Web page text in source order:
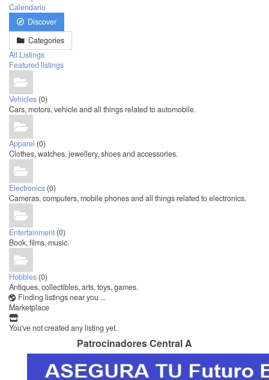
Calendario
Discover
Categories
All Listings
Featured listings
Vehicles (0)
Cars, motors, vehicle and all things related to automobile.
Apparel (0)
Clothes, watches, jewellery, shoes and accessories.
Electronics (0)
Cameras, computers, mobile phones and all things related to electronics.
Entertainment (0)
Book, films, music.
Hobbies (0)
Antiques, collectibles, arts, toys, games.
Finding listings near you ...
Marketplace
You've not created any listing yet.
Patrocinadores Central A